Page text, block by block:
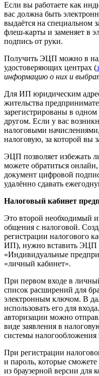
Если вы работаете как
вас должна быть
выдаётся на специальном
флеш-карты и заменяет в
подпись от руки.
Получить ЭЦП можно в
удостоверяющих центрах (
информацию о них и
Для ИП юридическим
жительства
зарегистрированы в одном
другом. Если у вас
налоговыми
налоговую, за которой вы
ЭЦП позволяет избежать
можете обратиться
документ цифровой
удалённо сдавать
Налоговый кабинет
Это второй необходимый
общения с налоговой.
регистрации налогового
ИП), нужно вставить ЭЦП
«Индивидуальные
«личный кабинет».
При первом входе в
список расширений для
электронным ключом. В
использовать его для
авторизации можно
виде заявления в
системы налогообложения
При регистрации
и пароль, которые
из браузерной версии для